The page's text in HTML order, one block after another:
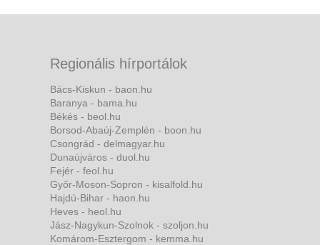
Regionális hírportálok
Bács-Kiskun - baon.hu
Baranya - bama.hu
Békés - beol.hu
Borsod-Abaúj-Zemplén - boon.hu
Csongrád - delmagyar.hu
Dunaújváros - duol.hu
Fejér - feol.hu
Győr-Moson-Sopron - kisalfold.hu
Hajdú-Bihar - haon.hu
Heves - heol.hu
Jász-Nagykun-Szolnok - szoljon.hu
Komárom-Esztergom - kemma.hu